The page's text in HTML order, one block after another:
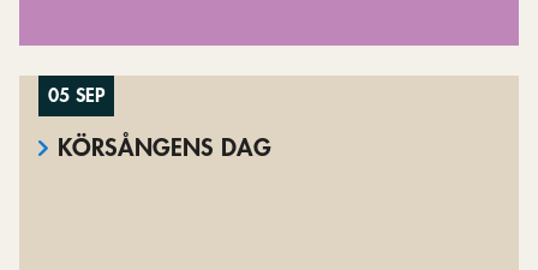
05 SEP
KÖRSÅNGENS DAG